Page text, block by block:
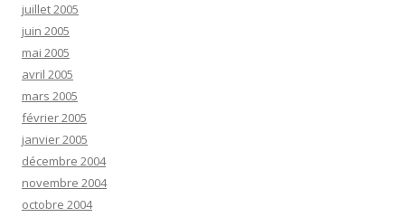
juillet 2005
juin 2005
mai 2005
avril 2005
mars 2005
février 2005
janvier 2005
décembre 2004
novembre 2004
octobre 2004